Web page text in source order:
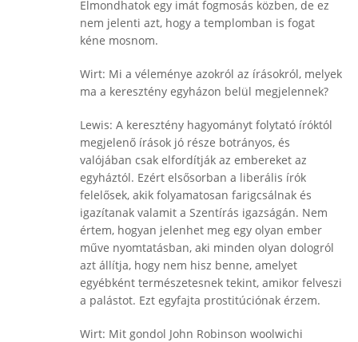
Elmondhatok egy imát fogmosás közben, de ez
nem jelenti azt, hogy a templomban is fogat
kéne mosnom.
Wirt: Mi a véleménye azokról az írásokról, melyek
ma a keresztény egyházon belül megjelennek?
Lewis: A keresztény hagyományt folytató íróktól
megjelenő írások jó része botrányos, és
valójában csak elfordítják az embereket az
egyháztól. Ezért elsősorban a liberális írók
felelősek, akik folyamatosan farigcsálnak és
igazítanak valamit a Szentírás igazságán. Nem
értem, hogyan jelenhet meg egy olyan ember
műve nyomtatásban, aki minden olyan dologról
azt állítja, hogy nem hisz benne, amelyet
egyébként természetesnek tekint, amikor felveszi
a palástot. Ezt egyfajta prostitúciónak érzem.
Wirt: Mit gondol John Robinson woolwichi